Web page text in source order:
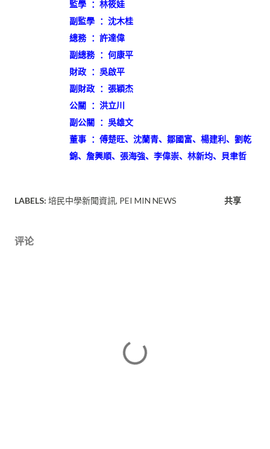
監學 ：林筱娃
副監學 ：沈木桂
總務 ：許達偉
副總務 ：何康平
財政 ：吳啟平
副財政 ：張穎杰
公關 ：洪立川
副公關 ：吳雄文
董事 ：傅楚旺、沈蘭青、鄒國富、楊建利、劉乾
錦、詹興順、張海強、 李偉崇、林新均、貝聿哲
LABELS: 培民中學新聞資訊 PEI MIN NEWS 共享
评论